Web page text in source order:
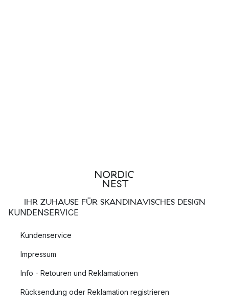
IHR ZUHAUSE FÜR SKANDINAVISCHES DESIGN
KUNDENSERVICE
Kundenservice
Impressum
Info - Retouren und Reklamationen
Rücksendung oder Reklamation registrieren